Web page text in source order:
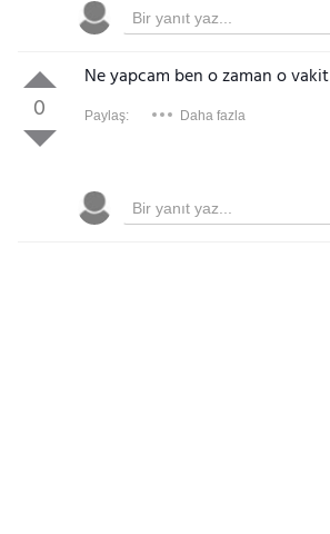
0
Ne yapcam ben o zaman o vakit
Paylaş: Daha fazla